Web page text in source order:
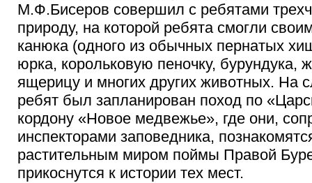
М.Ф.Бисеров совершил с ребятами
природу, на которой ребята смогли
канюка (одного из обычных пернатых
юрка, корольковую пеночку, бурундука,
ящерицу и многих других животных. На
ребят был запланирован поход по
кордону «Новое медвежье», где они,
инспекторами заповедника,
растительным миром поймы Правой
прикоснутся к истории тех мест.